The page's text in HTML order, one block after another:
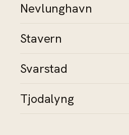
Nevlunghavn
Stavern
Svarstad
Tjodalyng